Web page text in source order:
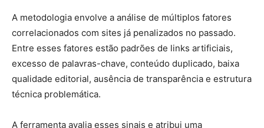
A metodologia envolve a análise de múltiplos fatores
correlacionados com sites já penalizados no passado.
Entre esses fatores estão padrões de links artificiais,
excesso de palavras-chave, conteúdo duplicado, baixa
qualidade editorial, ausência de transparência e estrutura
técnica problemática.
A ferramenta avalia esses sinais e atribui uma